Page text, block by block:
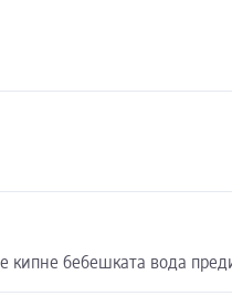
кипне бебешката вода